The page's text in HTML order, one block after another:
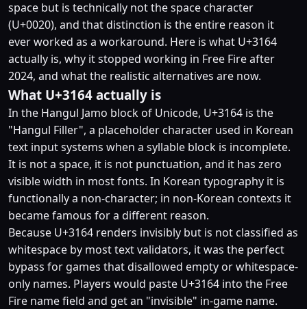
space but is technically not the space character
(U+0020), and that distinction is the entire reason it
ever worked as a workaround. Here is what U+3164
actually is, why it stopped working in Free Fire after
2024, and what the realistic alternatives are now.
What U+3164 actually is
In the Hangul Jamo block of Unicode, U+3164 is the
"Hangul Filler", a placeholder character used in Korean
text input systems when a syllable block is incomplete.
It is not a space, it is not punctuation, and it has zero
visible width in most fonts. In Korean typography it is
functionally a non-character; in non-Korean contexts it
became famous for a different reason.
Because U+3164 renders invisibly but is not classified as
whitespace by most text validators, it was the perfect
bypass for games that disallowed empty or whitespace-
only names. Players would paste U+3164 into the Free
Fire name field and get an "invisible" in-game name.